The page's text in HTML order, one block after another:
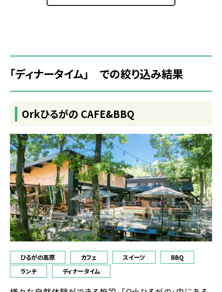
「ディナータイム」 での絞り込み結果
Orkひるがの CAFE&BBQ
ひるがの高原 カフェ スイーツ
BBQ
ランチ
ディナータイム